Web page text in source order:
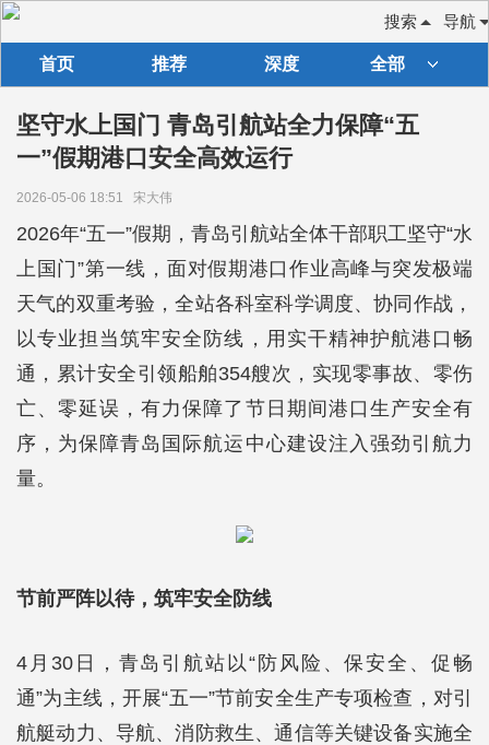
导航
搜索
首页 推荐 深度 全部
坚守水上国门 青岛引航站全力保障“五
一”假期港口安全高效运行
2026-05-06 18:51 宋大伟
2026年“五一”假期，青岛引航站全体干部职工坚守“水
上国门”第一线，面对假期港口作业高峰与突发极端
天气的双重考验，全站各科室科学调度、协同作战，
以专业担当筑牢安全防线，用实干精神护航港口畅
通，累计安全引领船舶354艘次，实现零事故、零伤
亡、零延误，有力保障了节日期间港口生产安全有
序，为保障青岛国际航运中心建设注入强劲引航力
量。
节前严阵以待，筑牢安全防线
4月30日，青岛引航站以“防风险、保安全、促畅
通”为主线，开展“五一”节前安全生产专项检查，对引
航艇动力、导航、消防救生、通信等关键设备实施全